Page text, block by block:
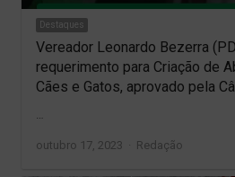
Destaques
Vereador Leonardo Bezerra
requerimento para Criação de
Cães e Gatos, aprovado pela
…
outubro 17, 2023 Author
Redação